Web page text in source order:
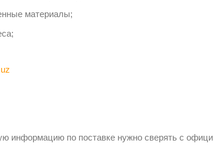
материалы;
информацию по поставке нужно сверять с